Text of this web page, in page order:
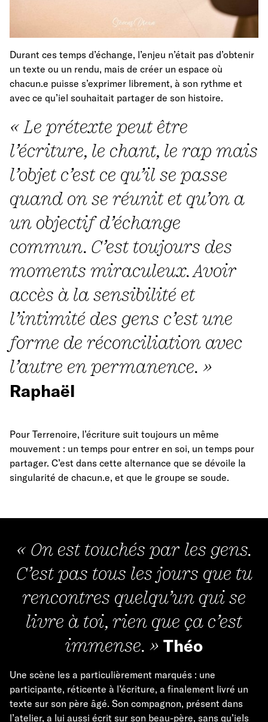
Durant ces temps d’échange, l’enjeu n’était pas d’obtenir
un texte ou un rendu, mais de créer un espace où
chacun.e puisse s’exprimer librement, à son rythme et
avec ce qu’iel souhaitait partager de son histoire.
« Le prétexte peut être
l’écriture, le chant, le rap mais
l’objet c’est ce qu’il se passe
quand on se réunit et qu’on a
un objectif d’échange
commun. C’est toujours des
moments miraculeux. Avoir
accès à la sensibilité et
l’intimité des gens c’est une
forme de réconciliation avec
l’autre en permanence. »
Raphaël
Pour Terrenoire, l’écriture suit toujours un même
mouvement : un temps pour entrer en soi, un temps pour
partager. C’est dans cette alternance que se dévoile la
singularité de chacun.e, et que le groupe se soude.
« On est touchés par les gens.
C’est pas tous les jours que tu
rencontres quelqu’un qui se
livre à toi, rien que ça c’est
immense. » Théo
Une scène les a particulièrement marqués : une
participante, réticente à l’écriture, a finalement livré un
texte sur son père âgé. Son compagnon, présent dans
l’atelier, a lui aussi écrit sur son beau-père, sans qu’iels